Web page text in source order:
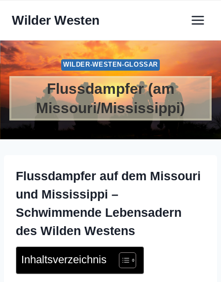
InhaltWilder Westen
WILDER-WESTEN-GLOSSAR
Flussdampfer (am
Missouri/Mississippi)
Flussdampfer auf dem Missouri
und Mississippi –
Schwimmende Lebensadern
des Wilden Westens
Inhaltsverzeichnis